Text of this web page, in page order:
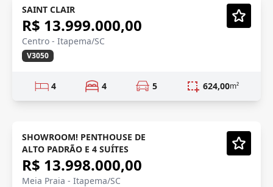
QUADRA MAR
Vídeo
SAINT CLAIR
R$ 13.999.000,00
Centro - Itapema/SC
V3050
4 4 5 624,00m²
VISTA MAR
Vídeo
Mobiliado
SHOWROOM! PENTHOUSE DE
ALTO PADRÃO E 4 SUÍTES
R$ 13.998.000,00
Meia Praia - Itapema/SC